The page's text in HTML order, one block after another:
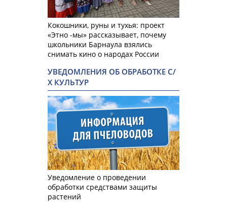
Кокошники, руны и тухья: проект
«Этно -мы» рассказывает, почему
школьники Барнаула взялись
снимать кино о народах России
УВЕДОМЛЕНИЯ ОБ ОБРАБОТКЕ С/
Х КУЛЬТУР
Уведомление о проведении
обработки средствами защиты
растений